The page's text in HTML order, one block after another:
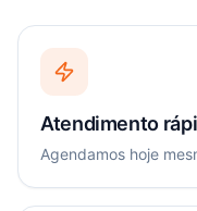
Atendimento
Agendamos hoje